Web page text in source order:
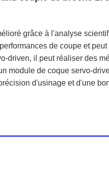
grâce à l'analyse
de coupe et
driven, il peut réaliser des
module de coque servo-
d'usinage et d'une